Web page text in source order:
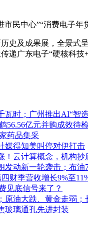
中心”“消费电子年
及成果展，全景式呈
递广东电子“硬核科技
瓦时；广州推出AI“智
56.56亿元并购成效待
药品集采
媒得知美叫停对伊打击
！云计算概念，机构抄
发动新一轮袭击；布
财季营收增长9%至
见底信号来了？
原油大跌、黄金走弱
玻璃通孔先进封装